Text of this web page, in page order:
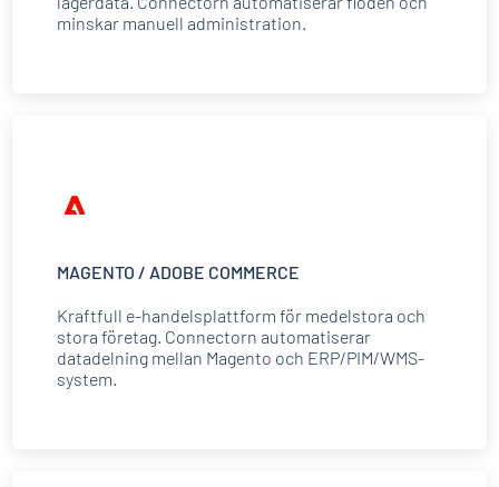
minskar manuell administration.
MAGENTO / ADOBE COMMERCE
Kraftfull e-handelsplattform för medelstora och
stora företag. Connectorn automatiserar
datadelning mellan Magento och ERP/PIM/WMS-
system.